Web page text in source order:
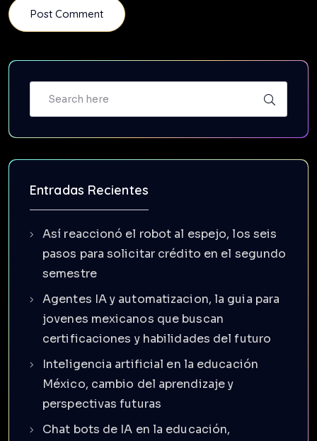
Entradas Recientes
Así reaccionó el robot al espejo, los seis
pasos para solicitar crédito en el segundo
semestre
Agentes IA y automatizacion, la guia para
jovenes mexicanos que buscan
certificaciones y habilidades del futuro
Inteligencia artificial en la educación
México, cambio del aprendizaje y
perspectivas futuras
Chat bots de IA en la educación,